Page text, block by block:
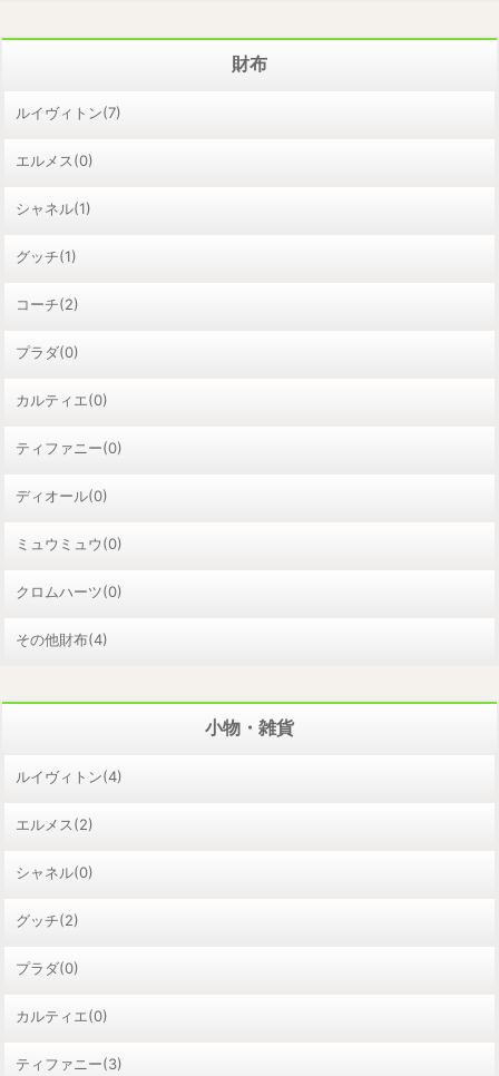
財布
ルイヴィトン(7)
エルメス(0)
シャネル(1)
グッチ(1)
コーチ(2)
プラダ(0)
カルティエ(0)
ティファニー(0)
ディオール(0)
ミュウミュウ(0)
クロムハーツ(0)
その他財布(4)
小物・雑貨
ルイヴィトン(4)
エルメス(2)
シャネル(0)
グッチ(2)
プラダ(0)
カルティエ(0)
ティファニー(3)